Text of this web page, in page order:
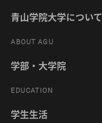
青山学院大学について
ABOUT AGU
学部・大学院
EDUCATION
学生生活